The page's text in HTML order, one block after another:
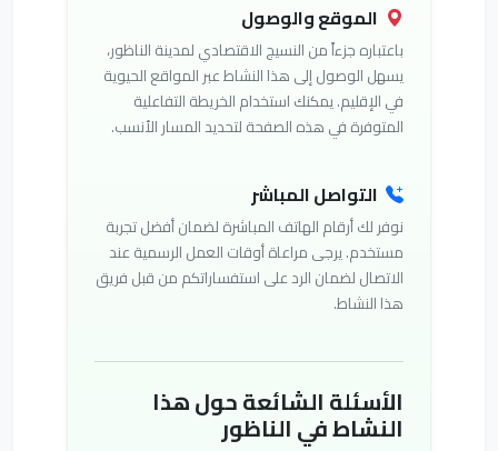
الموقع والوصول
باعتباره جزءاً من النسيج الاقتصادي لمدينة الناظور،
يسهل الوصول إلى هذا النشاط عبر المواقع الحيوية
في الإقليم. يمكنك استخدام الخريطة التفاعلية
المتوفرة في هذه الصفحة لتحديد المسار الأنسب.
التواصل المباشر
نوفر لك أرقام الهاتف المباشرة لضمان أفضل تجربة
مستخدم. يرجى مراعاة أوقات العمل الرسمية عند
الاتصال لضمان الرد على استفساراتكم من قبل فريق
هذا النشاط.
الأسئلة الشائعة حول هذا
النشاط في الناظور